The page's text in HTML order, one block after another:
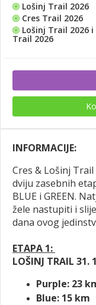
Lošinj Trail 2026
Cres Trail 2026
Lošinj Trail 2026 i
Trail 2026
INFORMACIJE:
Cres & Lošinj Trail
dviju zasebnih
BLUE i GREEN.
žele nastupiti i
dana ovog
ETAPA 1:
LOŠINJ TRAIL 31.
Purple: 23
Blue: 15 km